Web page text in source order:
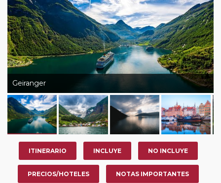
7 noches según circuito y fechas de salida. Es
fundamental que el circuito tenga salida posterior a la
fecha escogida y permita la salida deseada. El
suplemento por parada efectuada es de 40 Euros/52
Dólares por persona. Si la parada se realiza para tomar
otro circuito del mismo proveedor no se abonará este
suplemento.
Pasajero Club:este circuito, en cualquier época del
año, ofrece a los pasajeros que ya hayan viajado con
nosotros en los últimos 3 años y que pertenezcan a
nuestro Club de Pasajeros (cuya obtención se realiza
tras rellenar el cuestionario de satisfacción en "Mi viaje")
o los que estén en luna de miel contarán con un
descuento del 5%.
Geiranger
ITINERARIO INCLUYE NO INCLUYE
PRECIOS/HOTELES NOTAS IMPORTANTES